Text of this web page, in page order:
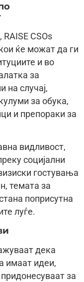
CSOs
ќе можат да ги
и во
за
на случај,
за обука,
и препораки за
видливост,
социјални
гостувања
темата за
поприсутна
луѓе.
дека
имаат идеи,
за